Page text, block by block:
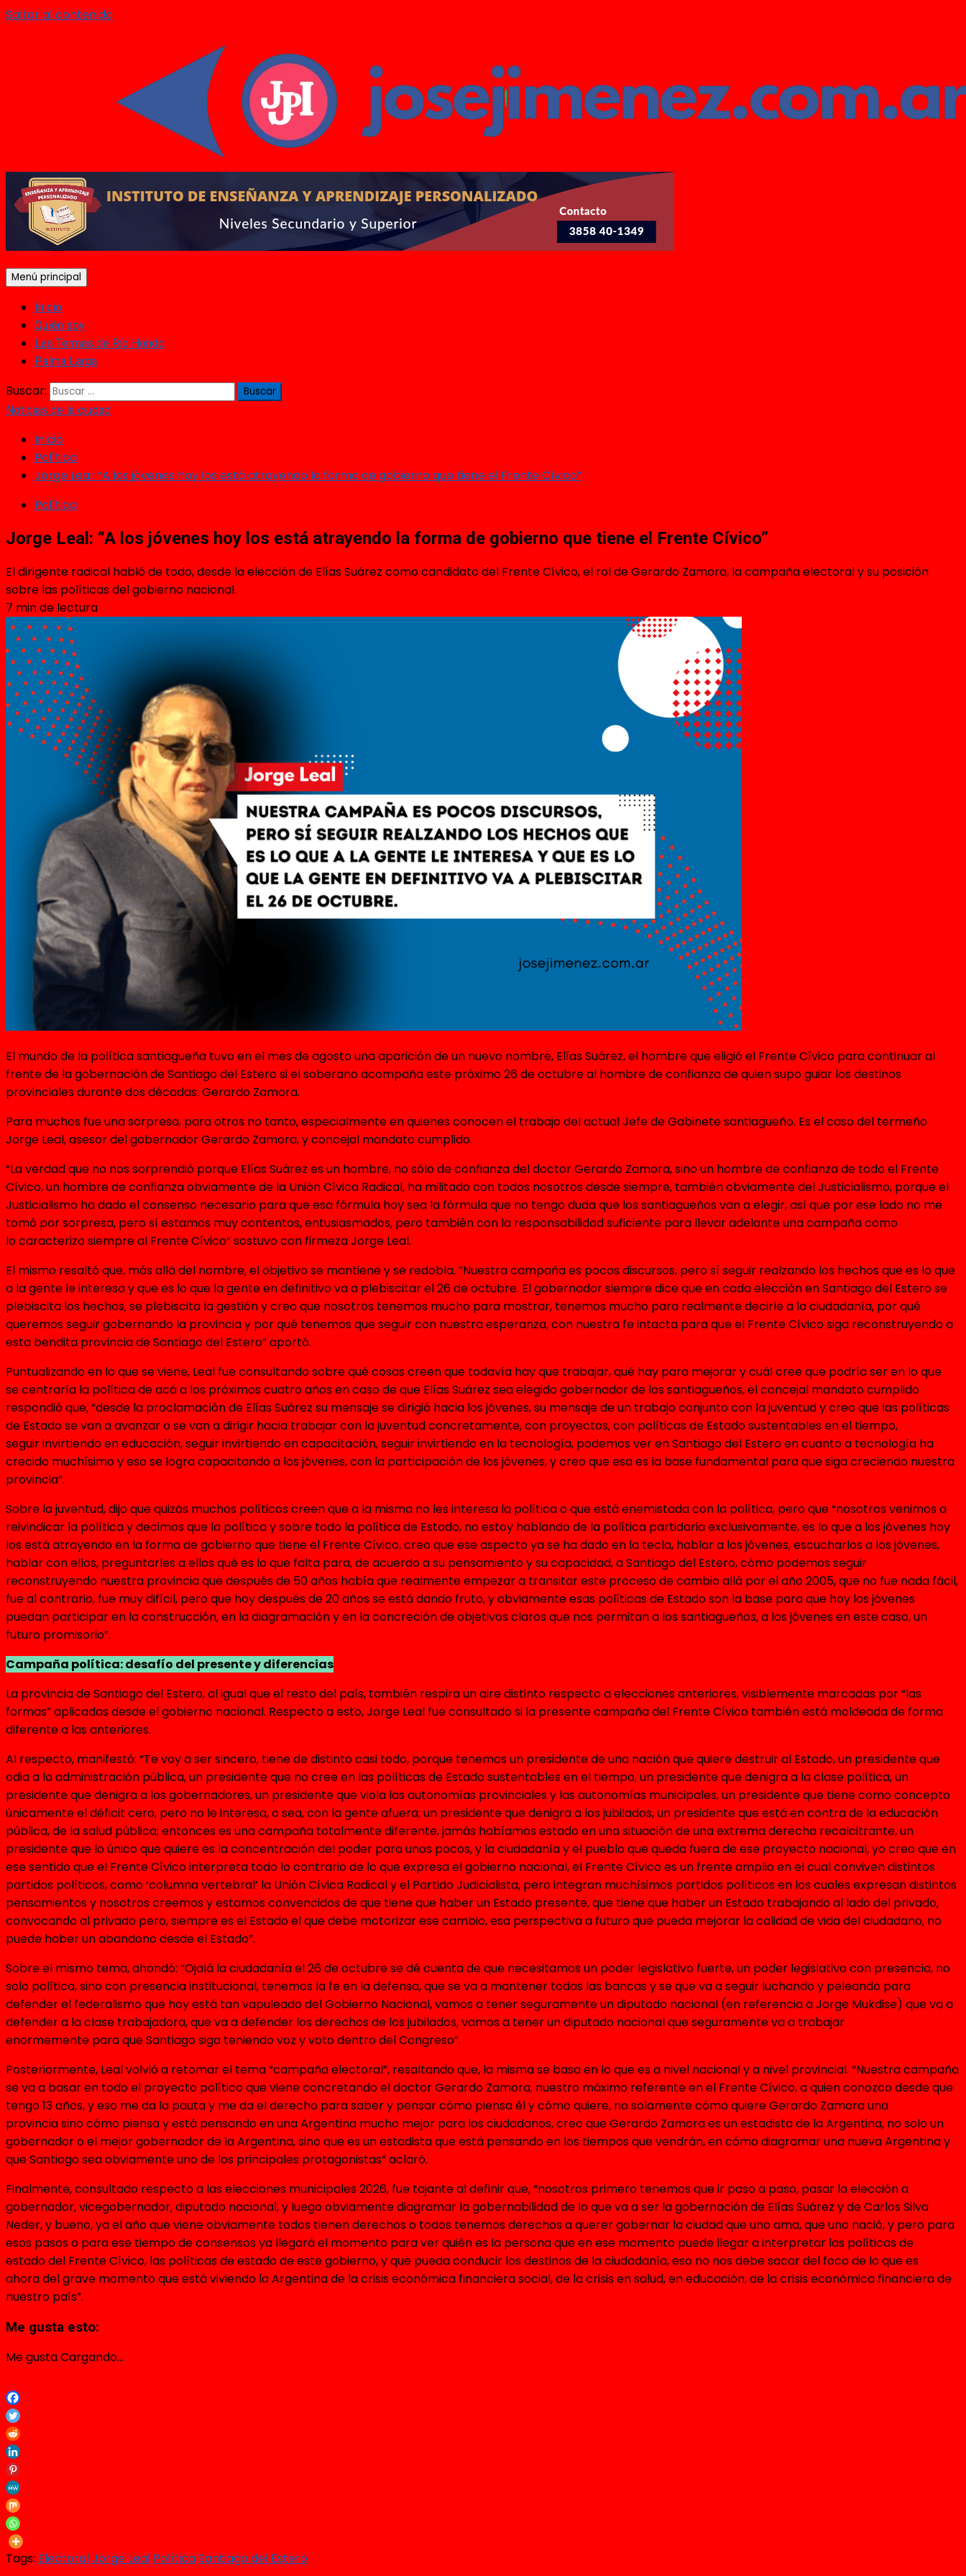
Saltar al contenido
Menú principal
Inicio
Quién soy
Las Termas de Río Hondo
Palma Larga
Buscar:
Noticias de la ciudad
Inicio
Política
Jorge Leal: “A los jóvenes hoy los está atrayendo la forma de gobierno que tiene el Frente Cívico”
Política
Jorge Leal: “A los jóvenes hoy los está atrayendo la forma de gobierno que tiene el Frente Cívico”
El dirigente radical habló de todo, desde la elección de Elías Suárez como candidato del Frente Cívico, el rol de Gerardo Zamora, la campaña electoral y su posición
sobre las políticas del gobierno nacional.
7 min de lectura
El mundo de la política santiagueña tuvo en el mes de agosto una aparición de un nuevo nombre, Elías Suárez, el hombre que eligió el Frente Cívico para continuar al
frente de la gobernación de Santiago del Estero si el soberano acompaña este próximo 26 de octubre al hombre de confianza de quien supo guiar los destinos
provinciales durante dos décadas: Gerardo Zamora.
Para muchos fue una sorpresa, para otros no tanto, especialmente en quienes conocen el trabajo del actual Jefe de Gabinete santiagueño. Es el caso del termeño
Jorge Leal, asesor del gobernador Gerardo Zamora, y concejal mandato cumplido.
“La verdad que no nos sorprendió porque Elías Suárez es un hombre, no sólo de confianza del doctor Gerardo Zamora, sino un hombre de confianza de todo el Frente
Cívico, un hombre de confianza obviamente de la Unión Cívica Radical, ha militado con todos nosotros desde siempre, también obviamente del Justicialismo, porque el
Justicialismo ha dado el consenso necesario para que esa fórmula hoy sea la fórmula que no tengo duda que los santiagueños van a elegir, así que por ese lado no me
tomó por sorpresa, pero sí estamos muy contentos, entusiasmados, pero también con la responsabilidad suficiente para llevar adelante una campaña como
lo caracterizo siempre al Frente Cívico” sostuvo con firmeza Jorge Leal.
El mismo resaltó que, más allá del nombre, el objetivo se mantiene y se redobla. “Nuestra campaña es pocos discursos, pero sí seguir realzando los hechos que es lo que
a la gente le interesa y que es lo que la gente en definitivo va a plebiscitar el 26 de octubre. El gobernador siempre dice que en cada elección en Santiago del Estero se
plebiscita los hechos, se plebiscita la gestión y creo que nosotros tenemos mucho para mostrar, tenemos mucho para realmente decirle a la ciudadanía, por qué
queremos seguir gobernando la provincia y por qué tenemos que seguir con nuestra esperanza, con nuestra fe intacta para que el Frente Cívico siga reconstruyendo a
esta bendita provincia de Santiago del Estero” aportó.
Puntualizando en lo que se viene, Leal fue consultando sobre qué cosas creen que todavía hay que trabajar, qué hay para mejorar y cuál cree que podría ser en lo que
se centraría la política de acá a los próximos cuatro años en caso de que Elías Suárez sea elegido gobernador de los santiagueños, el concejal mandato cumplido
respondió que, “desde la proclamación de Elías Suárez su mensaje se dirigió hacia los jóvenes, su mensaje de un trabajo conjunto con la juventud y creo que las políticas
de Estado se van a avanzar o se van a dirigir hacia trabajar con la juventud concretamente, con proyectos, con políticas de Estado sustentables en el tiempo,
seguir invirtiendo en educación, seguir invirtiendo en capacitación, seguir invirtiendo en la tecnología, podemos ver en Santiago del Estero en cuanto a tecnología ha
crecido muchísimo y eso se logra capacitando a los jóvenes, con la participación de los jóvenes, y creo que esa es la base fundamental para que siga creciendo nuestra
provincia”.
Sobre la juventud, dijo que quizás muchos políticos creen que a la misma no les interesa la política o que está enemistada con la política, pero que “nosotros venimos a
reivindicar la política y decimos que la política y sobre todo la política de Estado, no estoy hablando de la política partidaria exclusivamente, es lo que a los jóvenes hoy
los está atrayendo en la forma de gobierno que tiene el Frente Cívico, creo que ese aspecto ya se ha dado en la tecla, hablar a los jóvenes, escucharlos a los jóvenes,
hablar con ellos, preguntarles a ellos qué es lo que falta para, de acuerdo a su pensamiento y su capacidad, a Santiago del Estero, cómo podemos seguir
reconstruyendo nuestra provincia que después de 50 años había que realmente empezar a transitar este proceso de cambio allá por el año 2005, que no fue nada fácil,
fue al contrario, fue muy difícil, pero que hoy después de 20 años se está dando fruto, y obviamente esas políticas de Estado son la base para que hoy los jóvenes
puedan participar en la construcción, en la diagramación y en la concreción de objetivos claros que nos permitan a los santiagueños, a los jóvenes en este caso, un
futuro promisorio”.
Campaña política: desafío del presente y diferencias
La provincia de Santiago del Estero, al igual que el resto del país, también respira un aire distinto respecto a elecciones anteriores, visiblemente marcadas por “las
formas” aplicadas desde el gobierno nacional. Respecto a esto, Jorge Leal fue consultado si la presente campaña del Frente Cívico también está moldeada de forma
diferente a las anteriores.
Al respecto, manifestó: “Te voy a ser sincero, tiene de distinto casi todo, porque tenemos un presidente de una nación que quiere destruir al Estado, un presidente que
odia a la administración pública, un presidente que no cree en las políticas de Estado sustentables en el tiempo, un presidente que denigra a la clase política, un
presidente que denigra a los gobernadores, un presidente que viola las autonomías provinciales y las autonomías municipales, un presidente que tiene como concepto
únicamente el déficit cero, pero no le interesa, o sea, con la gente afuera; un presidente que denigra a los jubilados, un presidente que está en contra de la educación
pública, de la salud pública; entonces es una campaña totalmente diferente, jamás habíamos estado en una situación de una extrema derecha recalcitrante, un
presidente que lo único que quiere es la concentración del poder para unos pocos, y la ciudadanía y el pueblo que queda fuera de ese proyecto nacional, yo creo que en
ese sentido que el Frente Cívico interpreta todo lo contrario de lo que expresa el gobierno nacional, el Frente Cívico es un frente amplio en el cual conviven distintos
partidos políticos, como ‘columna vertebral’ la Unión Cívica Radical y el Partido Judicialista, pero integran muchísimos partidos políticos en los cuales expresan distintos
pensamientos y nosotros creemos y estamos convencidos de que tiene que haber un Estado presente, que tiene que haber un Estado trabajando al lado del privado,
convocando al privado pero, siempre es el Estado el que debe motorizar ese cambio, esa perspectiva a futuro que pueda mejorar la calidad de vida del ciudadano, no
puede haber un abandono desde el Estado”.
Sobre el mismo tema, ahondó: “Ojalá la ciudadanía el 26 de octubre se dé cuenta de que necesitamos un poder legislativo fuerte, un poder legislativo con presencia, no
solo política, sino con presencia institucional, tenemos la fe en la defensa, que se va a mantener todas las bancas y se que va a seguir luchando y peleando para
defender el federalismo que hoy está tan vapuleado del Gobierno Nacional, vamos a tener seguramente un diputado nacional (en referencia a Jorge Mukdise) que va a
defender a la clase trabajadora, que va a defender los derechos de los jubilados, vamos a tener un diputado nacional que seguramente va a trabajar
enormemente para que Santiago siga teniendo voz y voto dentro del Congreso”.
Posteriormente, Leal volvió a retomar el tema “campaña electoral”, resaltando que, la misma se basa en lo que es a nivel nacional y a nivel provincial. “Nuestra campaña
se va a basar en todo el proyecto político que viene concretando el doctor Gerardo Zamora, nuestro máximo referente en el Frente Cívico, a quien conozco desde que
tengo 13 años, y eso me da la pauta y me da el derecho para saber y pensar cómo piensa él y cómo quiere, no solamente cómo quiere Gerardo Zamora una
provincia sino cómo piensa y está pensando en una Argentina mucho mejor para los ciudadanos, creo que Gerardo Zamora es un estadista de la Argentina, no solo un
gobernador o el mejor gobernador de la Argentina, sino que es un estadista que está pensando en los tiempos que vendrán, en cómo diagramar una nueva Argentina y
que Santiago sea obviamente uno de los principales protagonistas” aclaró.
Finalmente, consultado respecto a las elecciones municipales 2026, fue tajante al definir que, “nosotros primero tenemos que ir paso a paso, pasar la elección a
gobernador, vicegobernador, diputado nacional, y luego obviamente diagramar la gobernabilidad de lo que va a ser la gobernación de Elías Suárez y de Carlos Silva
Neder, y bueno, ya el año que viene obviamente todos tienen derechos o todos tenemos derechos a querer gobernar la ciudad que uno ama, que uno nació, y pero para
esos pasos o para ese tiempo de consensos ya llegará el momento para ver quién es la persona que en ese momento puede llegar a interpretar las políticas de
estado del Frente Cívico, las políticas de estado de este gobierno, y que pueda conducir los destinos de la ciudadanía, eso no nos debe sacar del foco de lo que es
ahora del grave momento que está viviendo la Argentina de la crisis económica financiera social, de la crisis en salud, en educación, de la crisis económica financiera de
nuestro país”.
Me gusta esto:
Me gustaCargando...
Tags: ElectoralJorge Leal PolíticaSantiago del Estero